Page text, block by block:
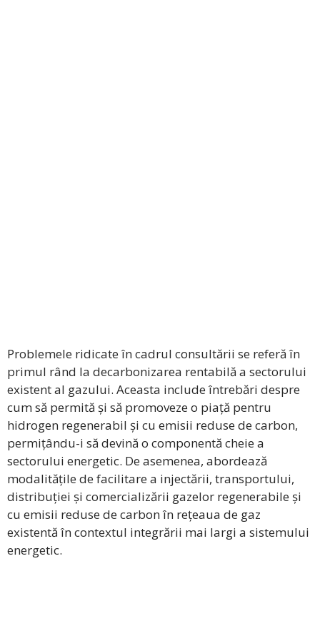
Problemele ridicate în cadrul consultării se referă în
primul rând la decarbonizarea rentabilă a sectorului
existent al gazului. Aceasta include întrebări despre
cum să permită și să promoveze o piață pentru
hidrogen regenerabil și cu emisii reduse de carbon,
permițându-i să devină o componentă cheie a
sectorului energetic. De asemenea, abordează
modalitățile de facilitare a injectării, transportului,
distribuției și comercializării gazelor regenerabile și
cu emisii reduse de carbon în rețeaua de gaz
existentă în contextul integrării mai largi a sistemului
energetic.